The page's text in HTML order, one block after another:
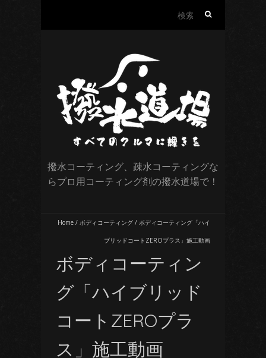
撥水コーティング、疎水コーティングな
らプロ用コーティング剤の撥水道場で！
Home / ボディコーティング / ボディコーティング「ハイ
ブリッドコートZEROプラス」施工動画
ボディコーティン
グ「ハイブリッド
コートZEROプラ
ス」施工動画